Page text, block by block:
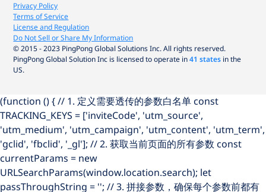
Privacy Policy
Terms of Service
License and Regulation
Do Not Sell or Share My Information
© 2015 - 2023 PingPong Global Solutions Inc. All rights reserved.
PingPong Global Solution Inc is licensed to operate in41 states in the
US.
(function () { // 1. 定义需要透传的参数白名单 const
TRACKING_KEYS = ['inviteCode', 'utm_source',
'utm_medium', 'utm_campaign', 'utm_content', 'utm_term',
'gclid', 'fbclid', '_gl']; // 2. 获取当前页面的所有参数 const
currentParams = new
URLSearchParams(window.location.search); let
passThroughString = ''; // 3. 拼接参数，确保每个参数前都有